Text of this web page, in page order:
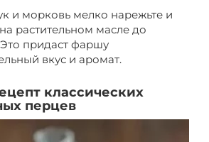
и морковь мелко нарежьте и
растительном масле до
Это придаст фаршу
вкус и аромат.
классических
перцев